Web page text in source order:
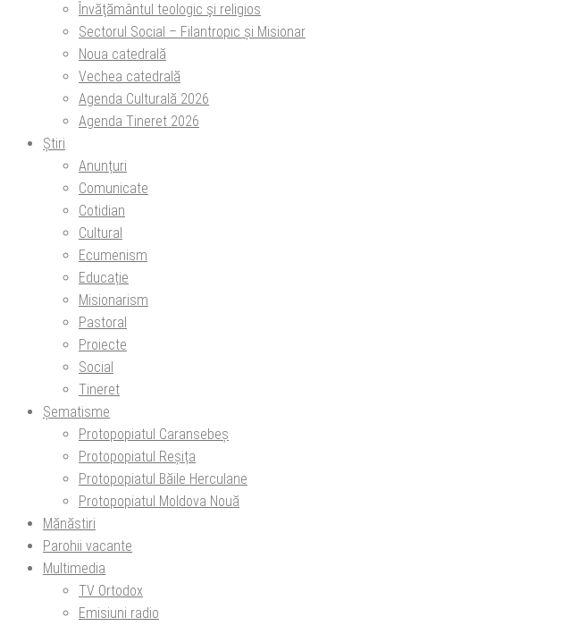
Învăţământul teologic şi religios
Sectorul Social – Filantropic și Misionar
Noua catedrală
Vechea catedrală
Agenda Culturală 2026
Agenda Tineret 2026
Știri
Anunțuri
Comunicate
Cotidian
Cultural
Ecumenism
Educație
Misionarism
Pastoral
Proiecte
Social
Tineret
Șematisme
Protopopiatul Caransebeș
Protopopiatul Reșița
Protopopiatul Băile Herculane
Protopopiatul Moldova Nouă
Mănăstiri
Parohii vacante
Multimedia
TV Ortodox
Emisiuni radio